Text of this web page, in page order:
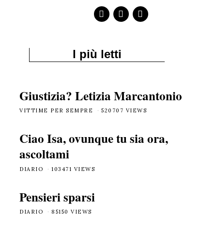
I più letti
Giustizia? Letizia Marcantonio
VITTIME PER SEMPRE 520707 VIEWS
Ciao Isa, ovunque tu sia ora,
ascoltami
DIARIO 103471 VIEWS
Pensieri sparsi
DIARIO 85150 VIEWS